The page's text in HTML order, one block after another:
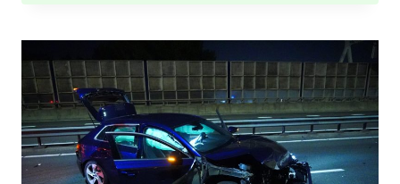
NA
ONGEVAL
TOERIT
A16
BERGSCHENHOEK
RICHTING
ROTTERDAM